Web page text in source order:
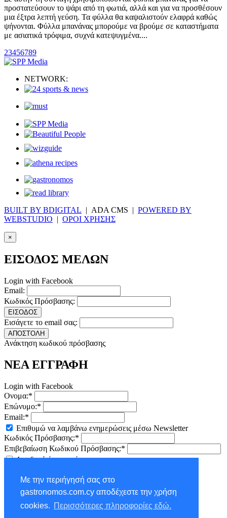
Με την περιήγησή σας στο
gastronomos.com.cy αποδέχεστε την χρήση
cookies. Περισσότερες πληροφορίες εδώ.
προστατεύσουν το ψάρι από τη φωτιά, αλλά και για να προσθέσουν
μια έξτρα λεπτή γεύση. Τα φύλλα θα καψαλιστούν ελαφρά καθώς
ψήνονται. Φύλλα μπανάνας μπορούμε να βρούμε σε καταστήματα
με ασιατικά τρόφιμα, συχνά κατεψυγμένα....
23456789
NETWORK:
BUILT BY BDIGITAL | ADA CMS | POWERED BY
WEBSTUDIO | ΟΡΟΙ ΧΡΗΣΗΣ
×
ΕΙΣΟΔΟΣ ΜΕΛΩΝ
Login with Facebook
Email:
Κωδικός Πρόσβασης:
ΕΙΣΟΔΟΣ
Εισάγετε το email σας:
ΑΠΟΣΤΟΛΗ
Ανάκτηση κωδικού πρόσβασης
ΝΕΑ ΕΓΓΡΑΦΗ
Login with Facebook
Ονομα:*
Επώνυμο:*
Email:*
Επιθυμώ να λαμβάνω ενημερώσεις μέσω Newsletter
Κωδικός Πρόσβασης:*
Επιβεβαίωση Κωδικού Πρόσβασης:*
Αποδοχήόρων χρήσης
NEWSLETTER - ΕΓΓΡΑΦΗ